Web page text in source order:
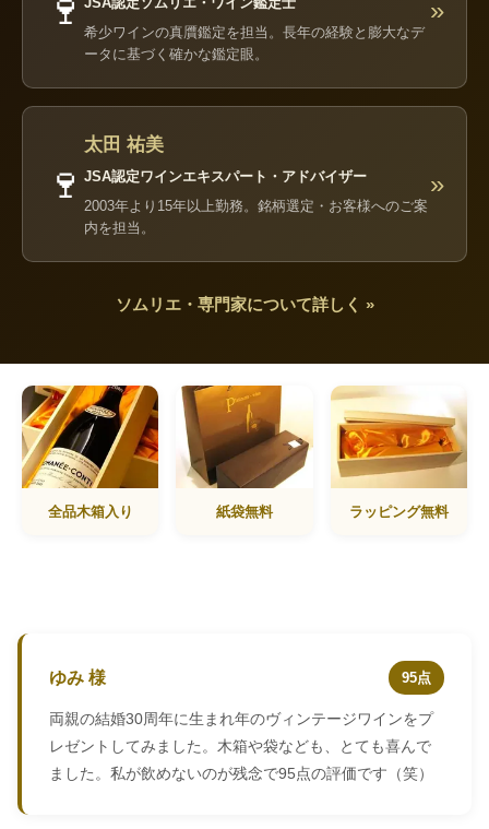
🍷 希少ワインの真贋鑑定を担当。長年の経験と膨大なデ
ータに基づく確かな鑑定眼。
»
🍷
太田 祐美
JSA認定ワインエキスパート・アドバイザー
2003年より15年以上勤務。銘柄選定・お客様へのご案
内を担当。
»
ソムリエ・専門家について詳しく »
全品木箱入り 紙袋無料 ラッピング無料
ゆみ 様 95点
両親の結婚30周年に生まれ年のヴィンテージワインをプ
レゼントしてみました。木箱や袋なども、とても喜んで
ました。私が飲めないのが残念で95点の評価です（笑）